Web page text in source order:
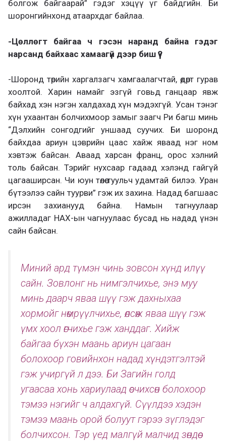
болгож байгаарай” гэдэг хэцүү үг байдгийн. Би
шоронгийнхонд атаархдаг байлаа.
-Цөллөгт байгаа ч гэсэн наранд байна гэдэг
нарсанд байхаас хамаагүй дээр биш үү?
-Шоронд төрийн харгалзагч хамгаалагчтай, өдөрт гурав
хоолтой. Харин намайг эзгүй говьд ганцаар явж
байхад хэн нэгэн халдахад хүн мэдэхгүй. Усан тэнэг
хүн ухаантан болчихмоор замыг заагч Ри багш минь
“Дэлхийн сонгодгийг уншаад суучих. Би шоронд
байхдаа ариун цэврийн цаас хайж яваад нэг ном
хэвтэж байсан. Аваад харсан франц, орос хэлний
толь байсан. Тэрийг нухсаар гадаад хэлэнд гайгүй
цагааширсан. Чи юун төлөө туульч удамтай билээ. Уран
бүтээлээ сайн туурви” гэж их захина. Надад багшаас
ирсэн захианууд байна. Намын тагнуулаар
ажилладаг НАХ-ын чагнуулаас бусад нь надад үнэн
сайн байсан.
Миний ард түмэн чинь зовсон хүнд илүү
сайн. Зовлонг нь нимгэлчихье, энэ муу
минь даарч яваа шүү гэж дахныхаа
хормойг нөмрүүлчихье, өлсөж яваа шүү гэж
үмх хоол өгчихье гэж ханддаг. Хийж
байгаа бүхэн маань ариун цагаан
болохоор говийнхон надад хүндэтгэлтэй
гэж учиргүй л дээ. Би Загийн голд
угаасаа хонь хариулаад өсчихсөн болохоор
тэмээ нэгийг ч алдахгүй. Сүүлдээ хэдэн
тэмээ маань орой болуут гэрээ зүглэдэг
болчихсон. Тэр үед малгүй малчид зөндөө